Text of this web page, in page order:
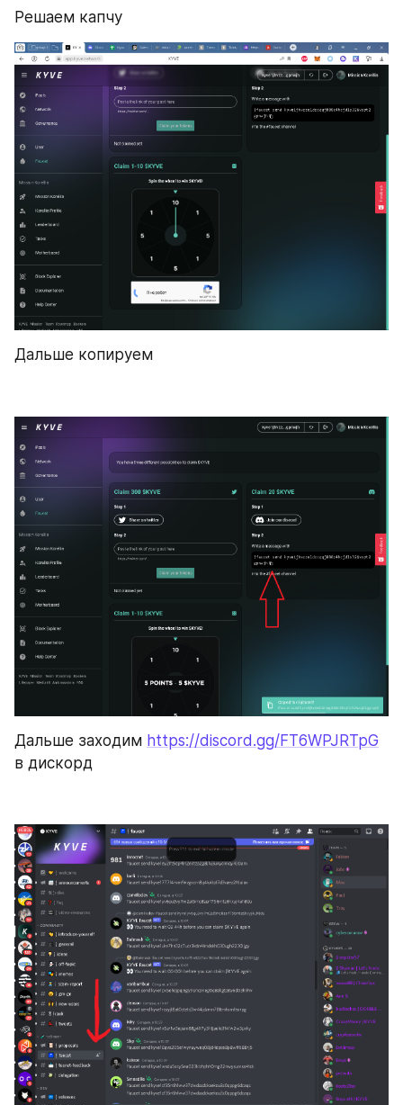
Решаем капчу
Дальше копируем
Дальше заходим https://discord.gg/FT6WPJRTpG
в дискорд